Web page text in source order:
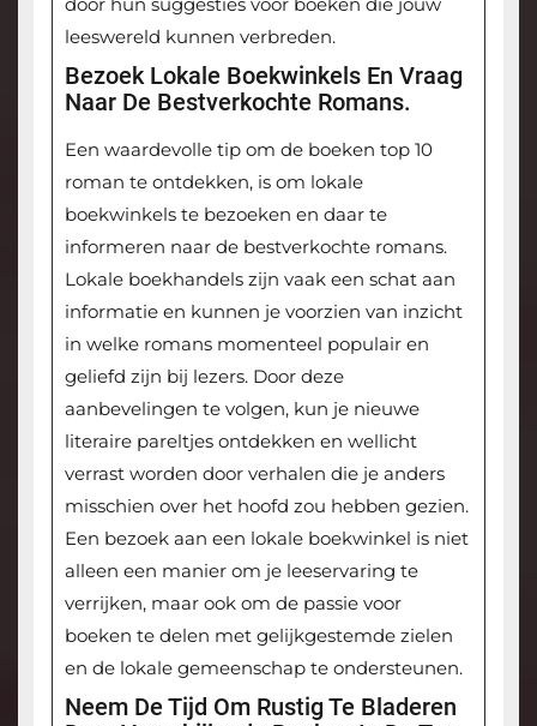
leeswereld kunnen verbreden.
Bezoek Lokale Boekwinkels En Vraag
Naar De Bestverkochte Romans.
Een waardevolle tip om de boeken top 10
roman te ontdekken, is om lokale
boekwinkels te bezoeken en daar te
informeren naar de bestverkochte romans.
Lokale boekhandels zijn vaak een schat aan
informatie en kunnen je voorzien van inzicht
in welke romans momenteel populair en
geliefd zijn bij lezers. Door deze
aanbevelingen te volgen, kun je nieuwe
literaire pareltjes ontdekken en wellicht
verrast worden door verhalen die je anders
misschien over het hoofd zou hebben gezien.
Een bezoek aan een lokale boekwinkel is niet
alleen een manier om je leeservaring te
verrijken, maar ook om de passie voor
boeken te delen met gelijkgestemde zielen
en de lokale gemeenschap te ondersteunen.
Neem De Tijd Om Rustig Te Bladeren